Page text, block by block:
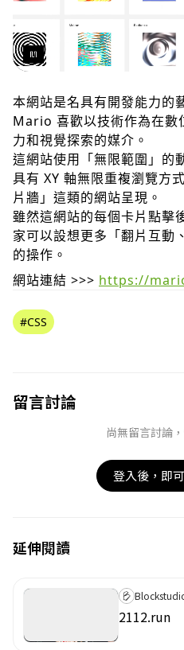
本網站是名具有開發能力的
Mario 喜歡以技術作為在數
力和視覺探索的媒介。
這網站使用「無限範圍」的
具有 XY 軸無限重複瀏覽方
片牆」這類的網站呈現。
雖然這網站的每個卡片點擊
家可以設想更多「翻片互動
的操作。
網站連結 >>> https://
#CSS
留言討論
尚無留言討論
登入後，即
延伸閱讀
2112.run